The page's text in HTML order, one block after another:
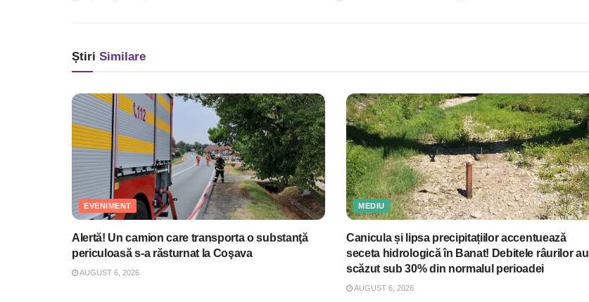
Știri Similare
EVENIMENT
Alertă! Un camion care transporta o substanţă
periculoasă s-a răsturnat la Coşava
AUGUST 6, 2026
MEDIU
Canicula și lipsa precipitațiilor accentuează
seceta hidrologică în Banat! Debitele râurilor au
scăzut sub 30% din normalul perioadei
AUGUST 6, 2026